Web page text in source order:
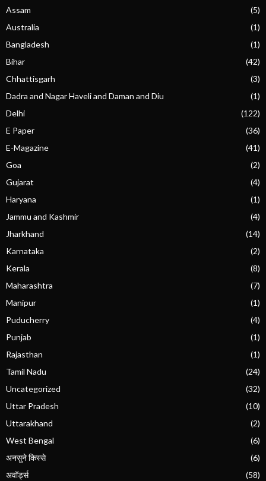
Assam
(5)
Australia
(1)
Bangladesh
(1)
Bihar
(42)
Chhattisgarh
(3)
Dadra and Nagar Haveli and Daman and Diu
(1)
Delhi
(122)
E Paper
(36)
E-Magazine
(41)
Goa
(2)
Gujarat
(4)
Haryana
(1)
Jammu and Kashmir
(4)
Jharkhand
(14)
Karnataka
(2)
Kerala
(8)
Maharashtra
(7)
Manipur
(1)
Puducherry
(4)
Punjab
(1)
Rajasthan
(1)
Tamil Nadu
(24)
Uncategorized
(32)
Uttar Pradesh
(10)
Uttarakhand
(2)
West Bengal
(6)
अनसुने किस्से
(6)
अवॉर्ड्स
(58)